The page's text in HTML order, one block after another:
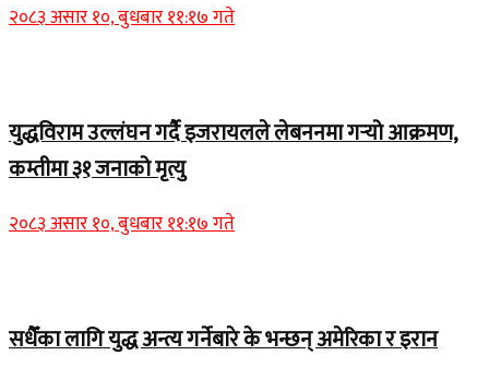
२०८३ असार १०, बुधबार ११:१७ गते
युद्धविराम उल्लंघन गर्दै इजरायलले लेबननमा गर्‍यो आक्रमण,
कम्तीमा ३१ जनाको मृत्यु
२०८३ असार १०, बुधबार ११:१७ गते
सधैँका लागि युद्ध अन्त्य गर्नेबारे के भन्छन् अमेरिका र इरान